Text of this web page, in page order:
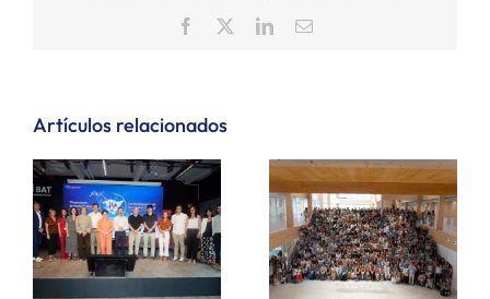
Facebook LinkedInCorreo
Artículos relacionados